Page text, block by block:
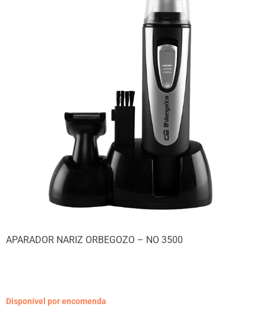
APARADOR NARIZ ORBEGOZO – NO 3500
Disponível por encomenda